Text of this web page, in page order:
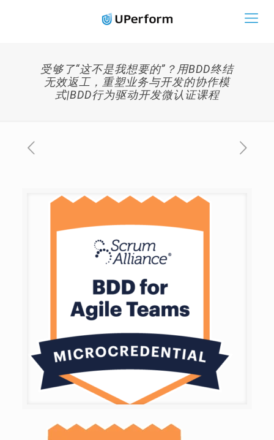
受够了“这不是我想要的”？用BDD终结
无效返工，重塑业务与开发的协作模
式|BDD行为驱动开发微认证课程